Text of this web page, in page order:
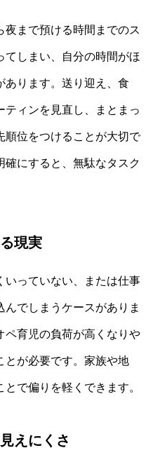
夜まで預ける時間までのス
てしまい、自分の時間がほ
あります。送り迎え、食
ィンを見直し、まとまっ
順位をつけることが大切で
にすると、無駄なタスク
現実
いっていない、または仕事
でしまうケースがありま
ペ育児の負荷が高くなりや
とが必要です。家族や地
で偏りを軽くできます。
えにくさ